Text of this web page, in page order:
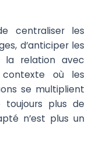
centraliser les
d’anticiper les
la relation avec
où les
se multiplient
plus de
n’est plus un